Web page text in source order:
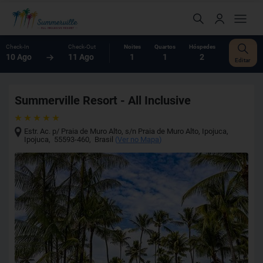
Check-In
10 Ago
Check-Out
11 Ago
Noites
1
Quartos
1
Hóspedes
2 Editar
Summerville Resort - All Inclusive
Estr. Ac. p/ Praia de Muro Alto, s/n Praia de Muro Alto, Ipojuca,
Ipojuca, 55593-460, Brasil (Ver no Mapa)